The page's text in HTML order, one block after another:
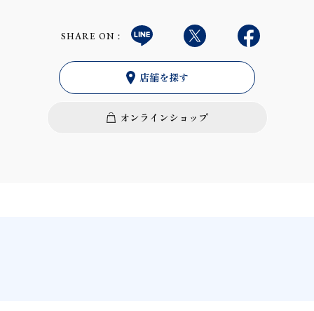
SHARE ON：
店舗を探す
オンラインショップ